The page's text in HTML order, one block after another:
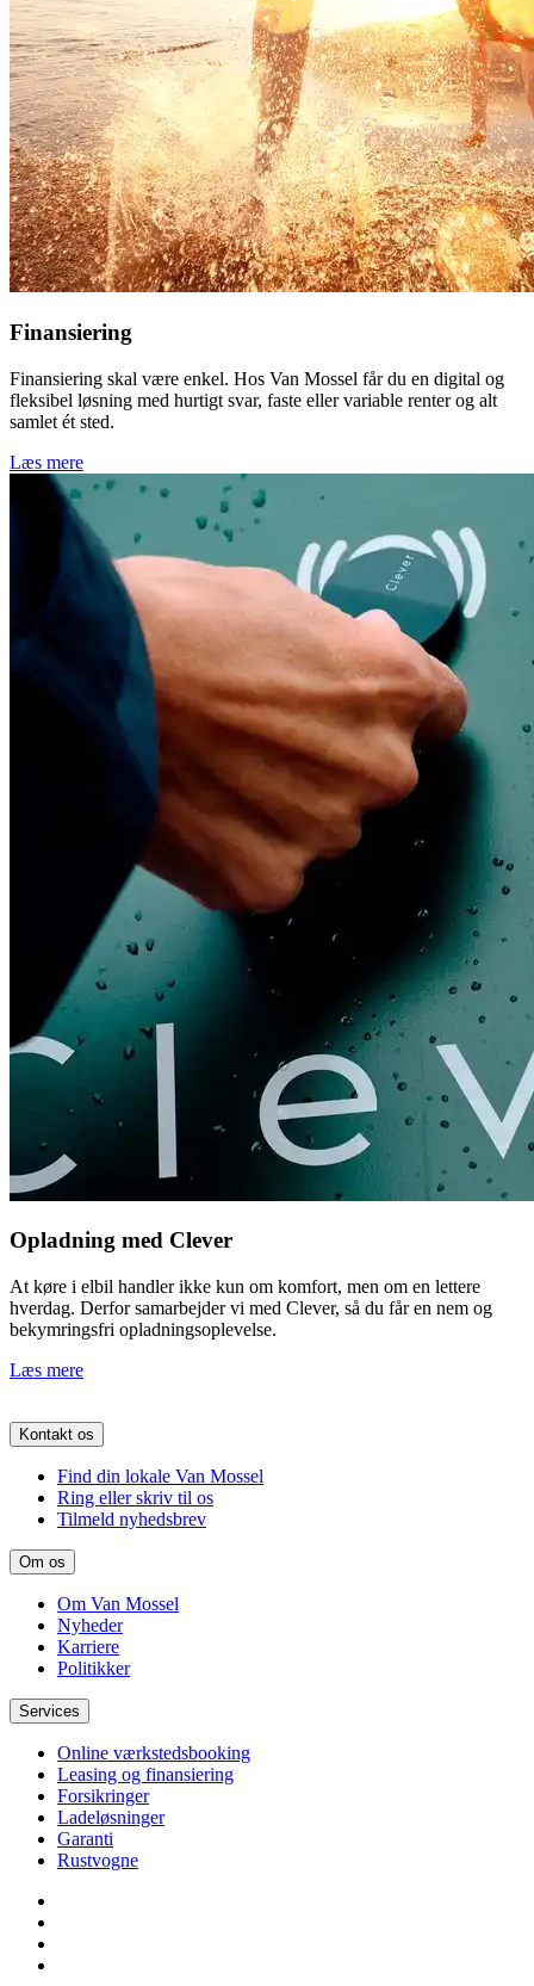
Finansiering
Finansiering skal være enkel. Hos Van Mossel får du en digital og
fleksibel løsning med hurtigt svar, faste eller variable renter og alt
samlet ét sted.
Læs mere
Opladning med Clever
At køre i elbil handler ikke kun om komfort, men om en lettere
hverdag. Derfor samarbejder vi med Clever, så du får en nem og
bekymringsfri opladningsoplevelse.
Læs mere
Kontakt os
Find din lokale Van Mossel
Ring eller skriv til os
Tilmeld nyhedsbrev
Om os
Om Van Mossel
Nyheder
Karriere
Politikker
Services
Online værkstedsbooking
Leasing og finansiering
Forsikringer
Ladeløsninger
Garanti
Rustvogne